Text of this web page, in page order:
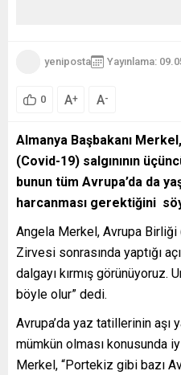
yeniposta Yayınlama:
0 A+ A-
Almanya Başbakanı
(Covid-19) salgınının
bunun tüm Avrupa’da da
harcanması gerektiğini
Angela Merkel, Avrupa
Zirvesi sonrasında yaptığı
dalgayı kırmış görünüyoruz.
böyle olur” dedi.
Avrupa’da yaz tatillerinin aşı
mümkün olması konusunda
Merkel, “Portekiz gibi bazı